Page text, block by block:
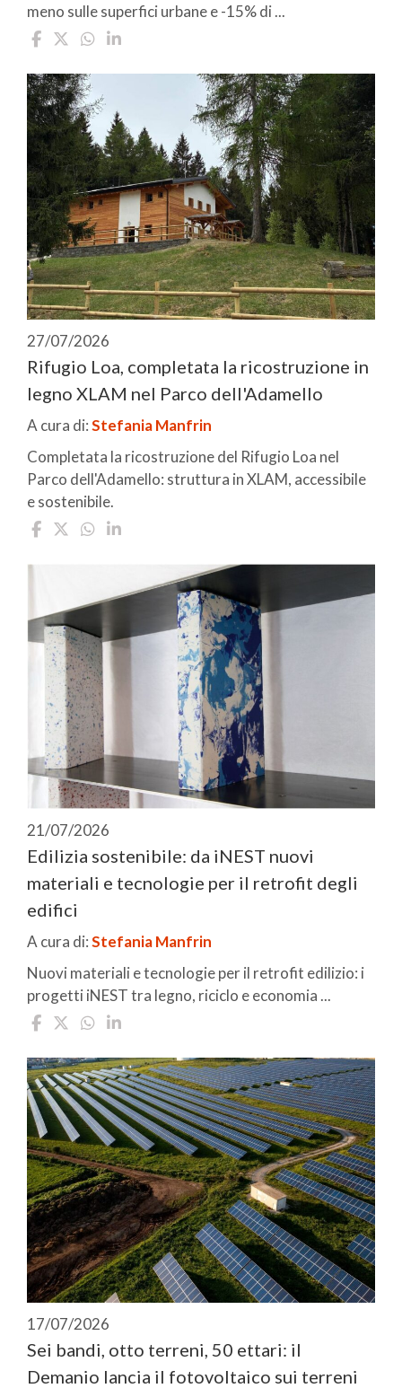
meno sulle superfici urbane e -15% di ...
27/07/2026
Rifugio Loa, completata la ricostruzione in
legno XLAM nel Parco dell'Adamello
A cura di:Stefania Manfrin
Completata la ricostruzione del Rifugio Loa nel
Parco dell'Adamello: struttura in XLAM, accessibile
e sostenibile.
21/07/2026
Edilizia sostenibile: da iNEST nuovi
materiali e tecnologie per il retrofit degli
edifici
A cura di:Stefania Manfrin
Nuovi materiali e tecnologie per il retrofit edilizio: i
progetti iNEST tra legno, riciclo e economia ...
17/07/2026
Sei bandi, otto terreni, 50 ettari: il
Demanio lancia il fotovoltaico sui terreni